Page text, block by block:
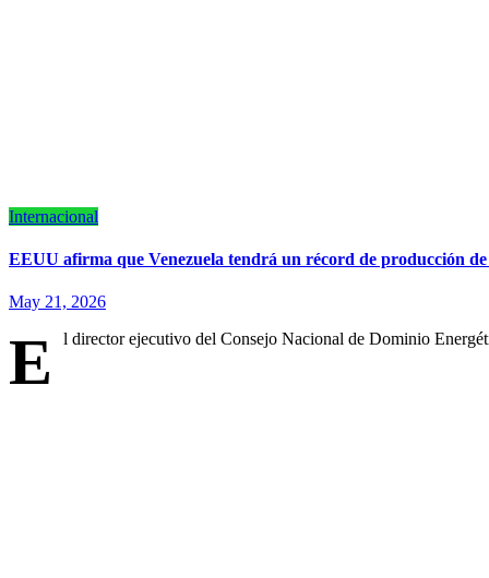
Internacional
EEUU afirma que Venezuela tendrá un récord de producción
May 21, 2026
E l director ejecutivo del Consejo Nacional de Dominio